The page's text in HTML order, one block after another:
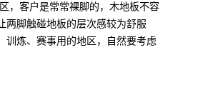
，客户是常常裸脚的，木地板不容
两脚触碰地板的层次感较为舒服
训炼、赛事用的地区，自然要考虑